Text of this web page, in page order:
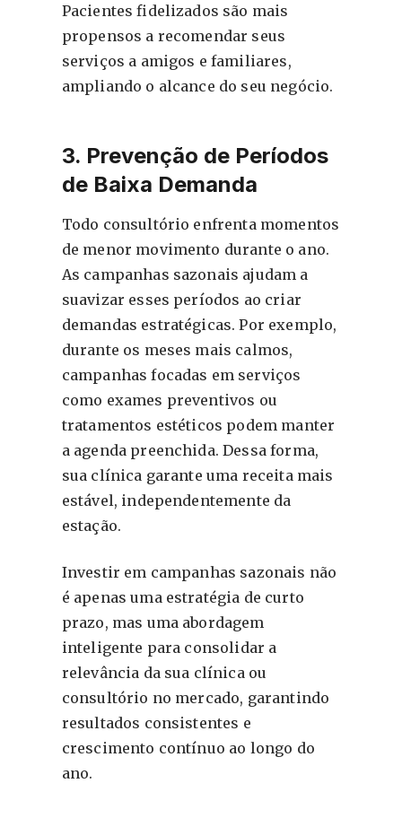
Pacientes fidelizados são mais
propensos a recomendar seus
serviços a amigos e familiares,
ampliando o alcance do seu negócio.
3. Prevenção de Períodos
de Baixa Demanda
Todo consultório enfrenta momentos
de menor movimento durante o ano.
As campanhas sazonais ajudam a
suavizar esses períodos ao criar
demandas estratégicas. Por exemplo,
durante os meses mais calmos,
campanhas focadas em serviços
como exames preventivos ou
tratamentos estéticos podem manter
a agenda preenchida. Dessa forma,
sua clínica garante uma receita mais
estável, independentemente da
estação.
Investir em campanhas sazonais não
é apenas uma estratégia de curto
prazo, mas uma abordagem
inteligente para consolidar a
relevância da sua clínica ou
consultório no mercado, garantindo
resultados consistentes e
crescimento contínuo ao longo do
ano.